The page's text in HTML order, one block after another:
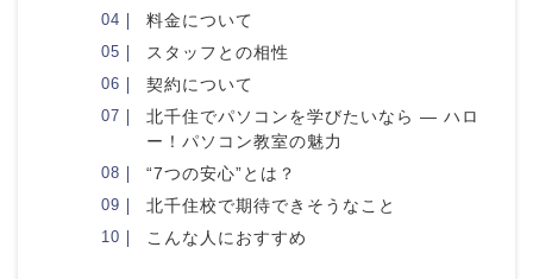
料金について
スタッフとの相性
契約について
北千住でパソコンを学びたいなら ― ハロ
ー！パソコン教室の魅力
“7つの安心”とは？
北千住校で期待できそうなこと
こんな人におすすめ